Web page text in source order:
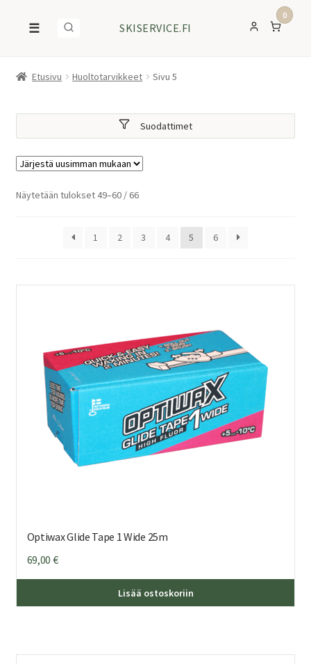
☰ SKISERVICE.FI
0
Etusivu Huoltotarvikkeet Sivu 5
Suodattimet
Näytetään tulokset 49–60 / 66Sorted
1
2 3 4 5 6
Optiwax Glide Tape 1 Wide 25m
69,00 €
Lisää ostoskoriin